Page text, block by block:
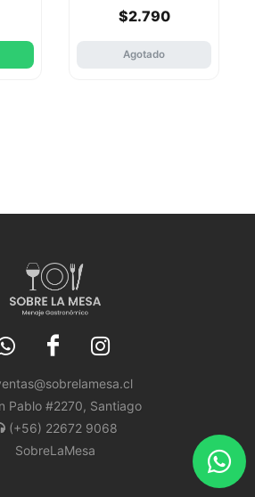
$2.790
Agotado
Pablo #2270, Santiago
(+56) 22672 9068
SobreLaMesa